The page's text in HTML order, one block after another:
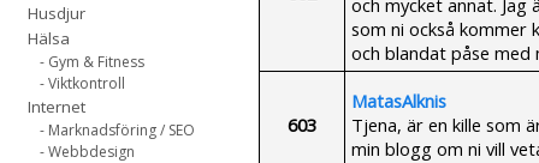
Husdjur
Hälsa
- Gym & Fitness
- Viktkontroll
Internet
- Marknadsföring / SEO
- Webbdesign
som ni också kommer
och blandat påse med
603
MatasAlknis
Tjena, är en kille som
min blogg om ni vill